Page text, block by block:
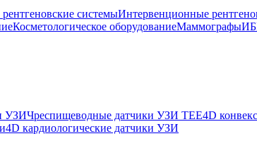
системыИнтервенционные
Косметологическое оборудованиеМаммографы
УЗИЧреспищеводные датчики УЗИ TEE4D
4D кардиологические датчики УЗИ